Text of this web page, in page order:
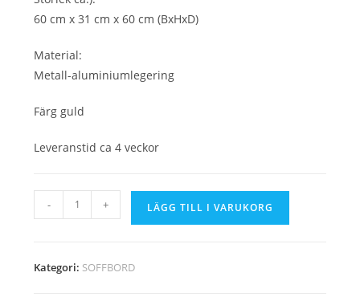
60 cm x 31 cm x 60 cm (BxHxD)
Material:
Metall-aluminiumlegering
Färg guld
Leveranstid ca 4 veckor
Soffbord
abstrakt
- + LÄGG TILL I VARUKORG
Kategori: SOFFBORD